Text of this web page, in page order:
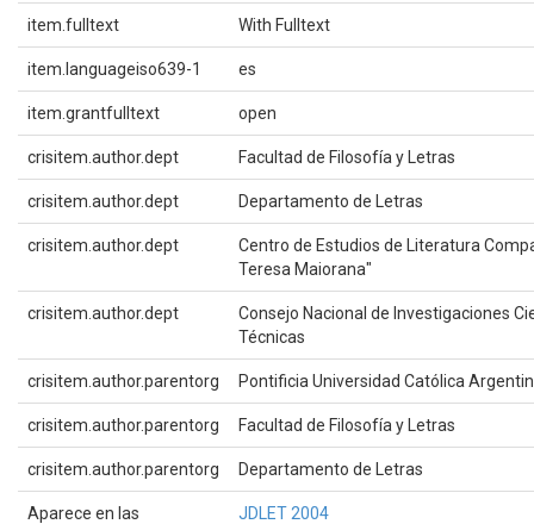
item.fulltext With Fulltext
item.languageiso639-1 es
item.grantfulltext open
crisitem.author.dept Facultad de Filosofía y Letras
crisitem.author.dept Departamento de Letras
crisitem.author.dept
Centro de Estudios de Literatura
Teresa Maiorana"
crisitem.author.dept
Consejo Nacional de Investigaciones
Técnicas
crisitem.author.parentorg Pontificia Universidad Católica
crisitem.author.parentorg Facultad de Filosofía y Letras
crisitem.author.parentorg Departamento de Letras
Aparece en las
JDLET 2004